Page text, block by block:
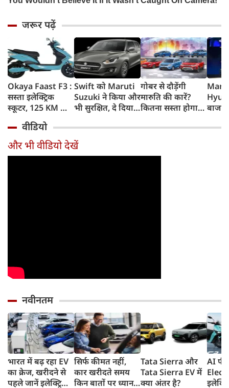
जरूर पढ़ें
Okaya Faast F3 :
सस्ता इलेक्ट्रिक
स्कूटर, 125 KM की
दूर करेगा खास फीचर
Swift को Maruti
Suzuki ने किया और
भी सुरक्षित, दे दिया
standard
feature
गोबर से दौड़ेंगी
मारुति की कारें?
कितना सस्ता होगा
सेफ? ऑटोमोबाइल
वीडियो
और भी वीडियो देखें
नवीनतम
भारत में बढ़ रहा EV
का क्रेज, खरीदने से
पहले जानें इलेक्ट्रिक
सिर्फ कीमत नहीं,
कार खरीदते समय
किन बातों पर ध्यान
Tata Sierra और
Tata Sierra EV में
क्या अंतर है?
AI